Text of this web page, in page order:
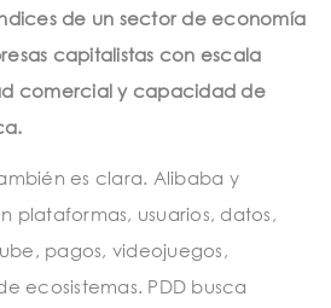
de un sector de economía
capitalistas con escala
comercial y capacidad de
es clara. Alibaba y
plataformas, usuarios, datos,
pagos, videojuegos,
ecosistemas. PDD busca